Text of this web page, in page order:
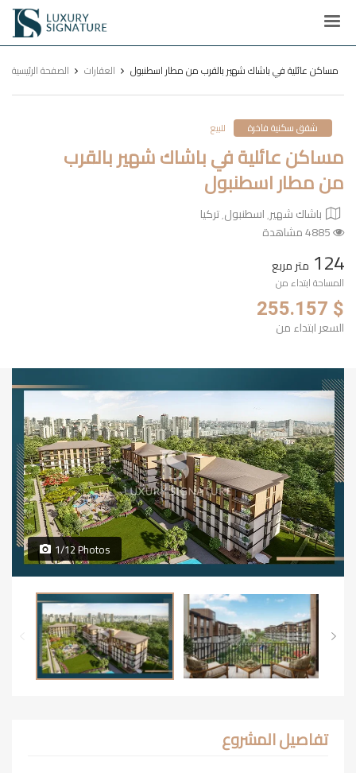
Luxury
Signature
الصفحة الرئيسية العقارات مساكن عائلية في باشاك شهير بالقرب من مطار اسطنبول
شقق سكنية فاخرة للبيع
مساكن عائلية في باشاك شهير بالقرب
من مطار اسطنبول
باشاك شهير٬ اسطنبول٬ تركيا
124 متر مربع
المساحة ابتداء من
$ 255.157
السعر ابتداء من
1/12 Photos
تفاصيل المشروع